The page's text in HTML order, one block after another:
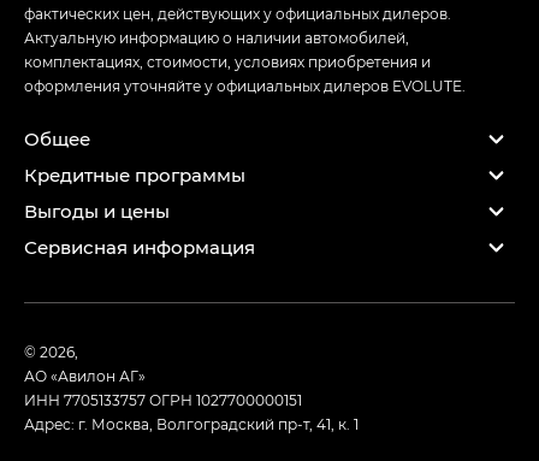
фактических цен, действующих у официальных дилеров.
Актуальную информацию о наличии автомобилей,
комплектациях, стоимости, условиях приобретения и
оформления уточняйте у официальных дилеров EVOLUTE.
Общее
Кредитные программы
Выгоды и цены
Сервисная информация
© 2026,
АО «Авилон АГ»
ИНН 7705133757ОГРН 1027700000151
Адрес: г. Москва, Волгоградский пр-т, 41, к. 1